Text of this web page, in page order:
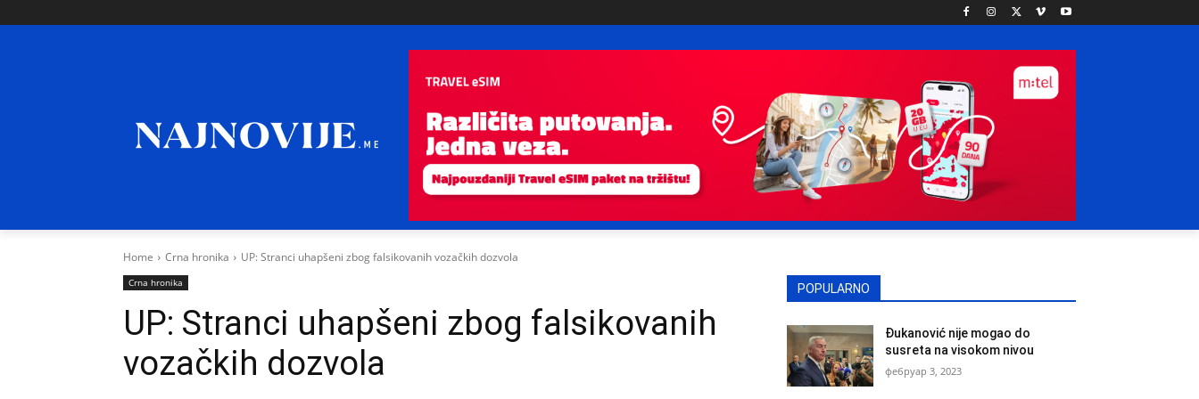
Home Crna hronika UP: Stranci uhapšeni zbog falsikovanih vozačkih dozvola
Crna hronika
UP: Stranci uhapšeni zbog falsikovanih
vozačkih dozvola
POPULARNO
Đukanović nije mogao do
susreta na visokom nivou
фебруар 3, 2023